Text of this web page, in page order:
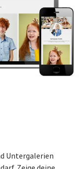
Untergalerien